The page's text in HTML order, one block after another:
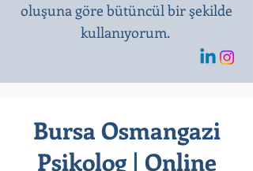
oluşuna göre bütüncül bir şekilde
kullanıyorum.
Bursa Osmangazi
Psikolog | Online